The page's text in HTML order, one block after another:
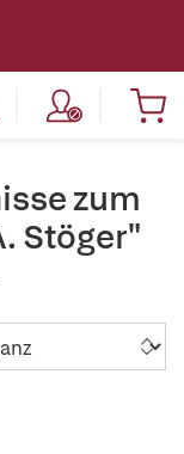
zum
Stöger"